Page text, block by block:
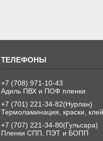
+7 (708) 971-10-43
Адиль ПВХ и ПОФ пленки
+7 (701) 221-34-82 Нурлан
Термоламинация, краски, клей
+7 (707) 221-34-80 Гульсара
Пленки СПП, ПЭТ и БОПП